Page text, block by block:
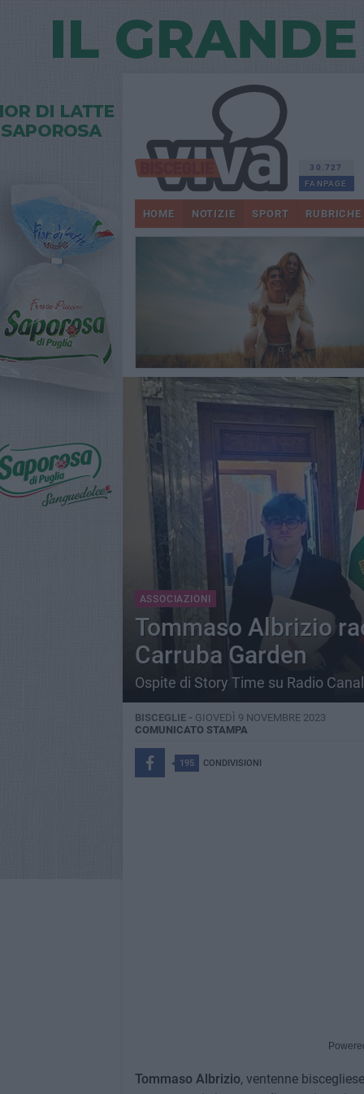
30.727
FANPAGE
HOME NOTIZIE SPORT RUBRICHE
ASSOCIAZIONI
Tommaso Albrizio
Carruba Garden
Ospite di Story Time su Radio
BISCEGLIE - GIOVEDÌ 9 NOVEMBRE 2023
COMUNICATO STAMPA
195 CONDIVISIONI
Tommaso Albrizio, ventenne